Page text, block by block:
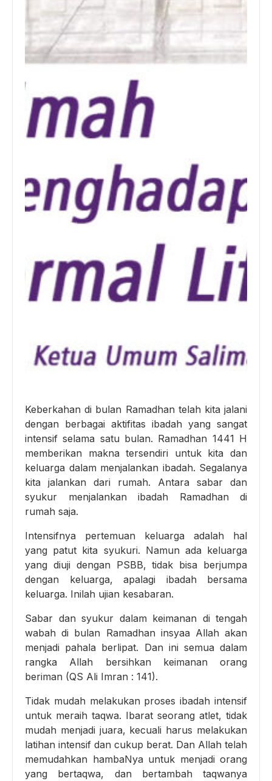
Keberkahan di bulan Ramadhan telah kita jalani
dengan berbagai aktifitas ibadah yang sangat
intensif selama satu bulan. Ramadhan 1441 H
memberikan makna tersendiri untuk kita dan
keluarga dalam menjalankan ibadah. Segalanya
kita jalankan dari rumah. Antara sabar dan
syukur menjalankan ibadah Ramadhan di
rumah saja.
Intensifnya pertemuan keluarga adalah hal
yang patut kita syukuri. Namun ada keluarga
yang diuji dengan PSBB, tidak bisa berjumpa
dengan keluarga, apalagi ibadah bersama
keluarga. Inilah ujian kesabaran.
Sabar dan syukur dalam keimanan di tengah
wabah di bulan Ramadhan insyaa Allah akan
menjadi pahala berlipat. Dan ini semua dalam
rangka Allah bersihkan keimanan orang
beriman (QS Ali Imran : 141).
Tidak mudah melakukan proses ibadah intensif
untuk meraih taqwa. Ibarat seorang atlet, tidak
mudah menjadi juara, kecuali harus melakukan
latihan intensif dan cukup berat. Dan Allah telah
memudahkan hambaNya untuk menjadi orang
yang bertaqwa, dan bertambah taqwanya